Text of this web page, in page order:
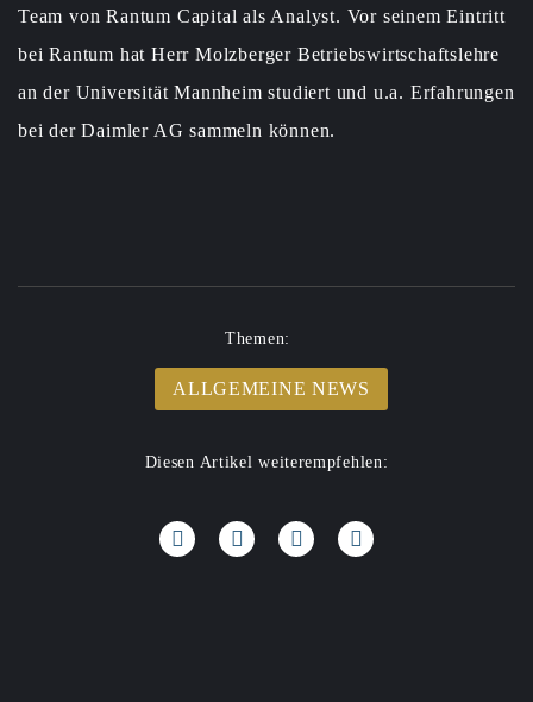
Team von Rantum Capital als Analyst. Vor seinem Eintritt
bei Rantum hat Herr Molzberger Betriebswirtschaftslehre
an der Universität Mannheim studiert und u.a. Erfahrungen
bei der Daimler AG sammeln können.
Themen:
ALLGEMEINE NEWS
Diesen Artikel weiterempfehlen: